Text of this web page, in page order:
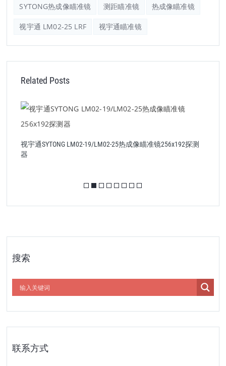
SYTONG热成像瞄准镜 测距瞄准镜 热成像瞄准镜
视宇通 LM02-25 LRF 视宇通瞄准镜
Related Posts
视宇通SYTONG LM02-19/LM02-25热成像瞄准镜256x192探测
器
搜索
联系方式